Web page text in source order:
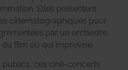
Elles présentent
cinématographiques pour
par un orchestre
film ou qui improvise.
publics, ces ciné-concerts